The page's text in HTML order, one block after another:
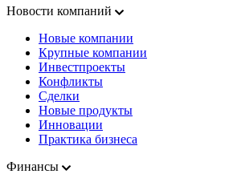
Новости компаний
Новые компании
Крупные компании
Инвестпроекты
Конфликты
Сделки
Новые продукты
Инновации
Практика бизнеса
Финансы